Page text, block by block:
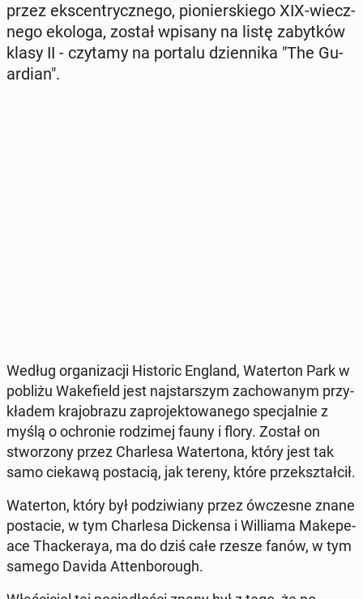
przez eks­cen­trycz­ne­go, pio­nier­skie­go XIX-wiecz­
ne­go ekologa, został wpisany na listę za­byt­ków
klasy II - czytamy na portalu dzien­ni­ka "The Gu­
ar­dian".
Według or­ga­ni­za­cji Hi­sto­ric England, Wa­ter­ton Park w
pobliżu Wa­ke­field jest naj­star­szym za­cho­wa­nym przy­
kła­dem kra­jo­bra­zu za­pro­jek­to­wa­ne­go spe­cjal­nie z
myślą o ochro­nie ro­dzi­mej fauny i flory. Został on
stwo­rzo­ny przez Char­le­sa Wa­ter­to­na, który jest tak
samo ciekawą po­sta­cią, jak tereny, które prze­kształ­cił.
Wa­ter­ton, który był po­dzi­wia­ny przez ów­cze­sne znane
po­sta­cie, w tym Char­le­sa Dic­ken­sa i Wil­lia­ma Ma­ke­pe­
ace Thac­ke­raya, ma do dziś całe rzesze fanów, w tym
samego Davida At­ten­bo­ro­ugh.